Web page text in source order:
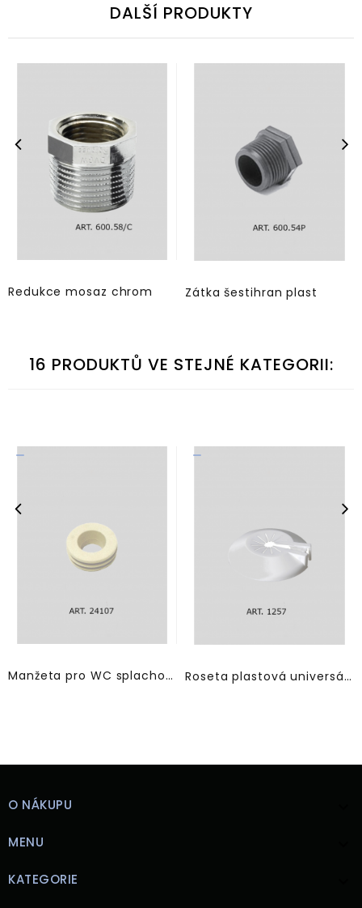
DALŠÍ PRODUKTY
Redukce mosaz chrom Zátka šestihran plast
16 PRODUKTŮ VE STEJNÉ KATEGORII:
Manžeta pro WC splachovací trubky Roseta plastová universální
O NÁKUPU
MENU
KATEGORIE